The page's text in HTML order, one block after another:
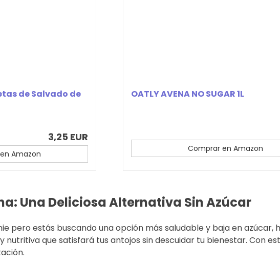
de Salvado de
3,25 EUR
Amazon
OATLY AVENA NO SUGAR 1L
Comprar en Amazon
Una Deliciosa Alternativa Sin Azúcar
pero estás buscando una opción más saludable y baja en azúcar,
nutritiva que satisfará tus antojos sin descuidar tu bienestar. Con